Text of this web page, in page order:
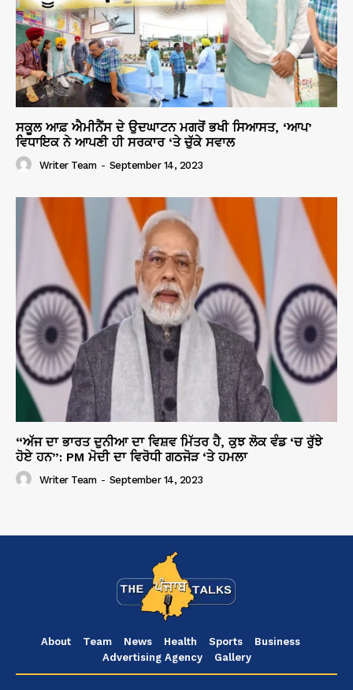
ਸਕੂਲ ਆਫ਼ ਐਮੀਨੈਂਸ ਦੇ ਉਦਘਾਟਨ ਮਗਰੋਂ ਭਖੀ ਸਿਆਸਤ, ‘ਆਪ’
ਵਿਧਾਇਕ ਨੇ ਆਪਣੀ ਹੀ ਸਰਕਾਰ ‘ਤੇ ਚੁੱਕੇ ਸਵਾਲ
Writer Team - September 14, 2023
“ਅੱਜ ਦਾ ਭਾਰਤ ਦੁਨੀਆ ਦਾ ਵਿਸ਼ਵ ਮਿੱਤਰ ਹੈ, ਕੁਝ ਲੋਕ ਵੰਡ ‘ਚ ਰੁੱਝੇ
ਹੋਏ ਹਨ”: PM ਮੋਦੀ ਦਾ ਵਿਰੋਧੀ ਗਠਜੋੜ ‘ਤੇ ਹਮਲਾ
Writer Team - September 14, 2023
About Team News Health Sports
Business
Advertising Agency
Gallery